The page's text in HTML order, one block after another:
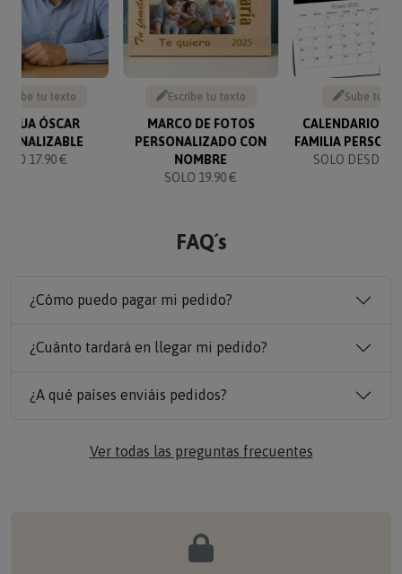
tu texto
ÓSCAR
17.90 €
Escribe tu texto
MARCO DE FOTOS
PERSONALIZADO CON
NOMBRE
SOLO 19.90 €
Sube tu
CALENDARIO
FAMILIA
SOLO DESDE
FAQ´s
¿Cómo puedo pagar mi pedido?
¿Cuánto tardará en llegar mi pedido?
¿A qué países enviáis pedidos?
Ver todas las preguntas frecuentes